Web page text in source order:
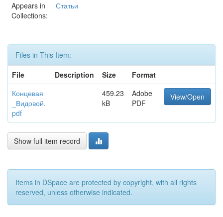
Appears in
Collections:
Статьи
Files in This Item:
File
Description Size
Format
Концевая
_Видовой.
pdf
459.23
kB
Adobe
PDF
View/Open
Show full item record
Items in DSpace are protected by copyright, with all rights
reserved, unless otherwise indicated.